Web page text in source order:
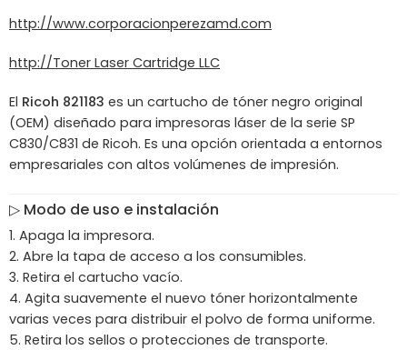
http://www.corporacionperezamd.com
http://Toner Laser Cartridge LLC
El Ricoh 821183 es un cartucho de tóner negro original
(OEM) diseñado para impresoras láser de la serie SP
C830/C831 de Ricoh. Es una opción orientada a entornos
empresariales con altos volúmenes de impresión.
▷ Modo de uso e instalación
Apaga la impresora.
Abre la tapa de acceso a los consumibles.
Retira el cartucho vacío.
Agita suavemente el nuevo tóner horizontalmente
varias veces para distribuir el polvo de forma uniforme.
Retira los sellos o protecciones de transporte.